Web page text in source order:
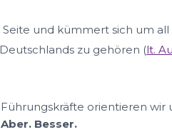
und kümmert sich um all
zu gehören (lt.
orientieren wir
Besser.